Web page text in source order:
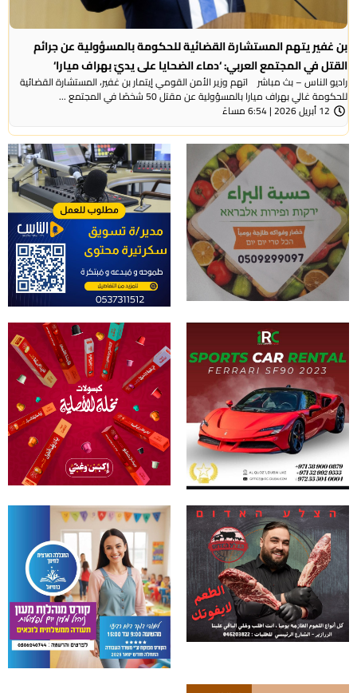
بن غفير يتهم المستشارة القضائية للحكومة بالمسؤولية عن جرائم
القتل في المجتمع العربي: ‘دماء الضحايا على يديّ بهراف ميارا‘
راديو الناس – بث مباشر اتهم وزير الأمن القومي إيتمار بن غفير، المستشارة القضائية
للحكومة غالي بهراف ميارا بالمسؤولية عن مقتل 50 شخصًا في المجتمع ...
12 أبريل 2026 | 6:54 مساءً